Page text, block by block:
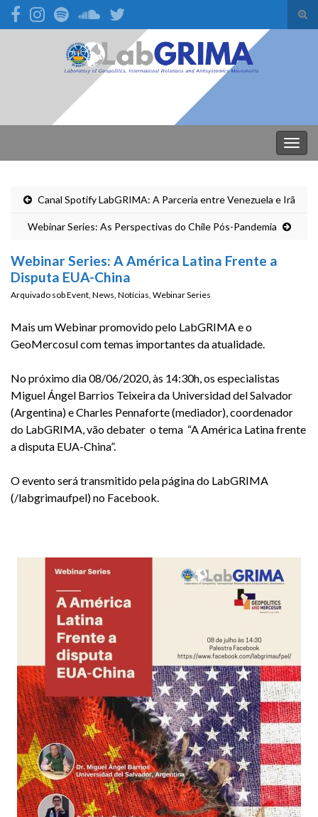
Search for:
Canal Spotify LabGRIMA: A Parceria entre Venezuela e Irã
Webinar Series: As Perspectivas do Chile Pós-Pandemia
Webinar Series: A América Latina Frente a
Disputa EUA-China
Arquivado sobEvent, News, Notícias, Webinar Series
Mais um Webinar promovido pelo LabGRIMA e o
GeoMercosul com temas importantes da atualidade.
No próximo dia 08/06/2020, às 14:30h, os especialistas
Miguel Ángel Barrios Teixeira da Universidad del Salvador
(Argentina) e Charles Pennaforte (mediador), coordenador
do LabGRIMA, vão debater o tema “A América Latina frente
a disputa EUA-China”.
O evento será transmitido pela página do LabGRIMA
(/labgrimaufpel) no Facebook.